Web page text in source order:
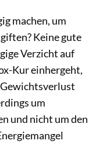
machen, um
Keine gute
Verzicht auf
Kur einhergeht,
um
und nicht um den